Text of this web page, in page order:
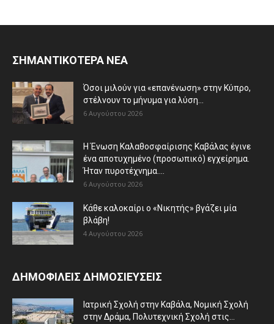
ΣΗΜΑΝΤΙΚΟΤΕΡΑ ΝΕΑ
Όσοι μιλούν για «επανένωση» στην Κύπρο,
στέλνουν το μήνυμα για λύση...
6 Αυγούστου 2026
Η Ένωση Καλαθοσφαίρισης Καβάλας έγινε
ένα αποτυχημένο (προσωπικό) εγχείρημα.
Ήταν πυροτέχνημα....
6 Αυγούστου 2026
Κάθε καλοκαίρι ο «Νικητής» βγάζει μία
βλάβη!
4 Αυγούστου 2026
ΔΗΜΟΦΙΛΕΙΣ ΔΗΜΟΣΙΕΥΣΕΙΣ
Ιατρική Σχολή στην Καβάλα, Νομική Σχολή
στην Δράμα, Πολυτεχνική Σχολή στις...